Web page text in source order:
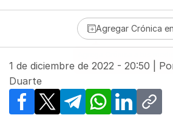
Agregar Crónica en
1 de diciembre de 2022 - 20:50 |
Duarte
Facebook
X TelegramWhatsApp
LinkedInCopy